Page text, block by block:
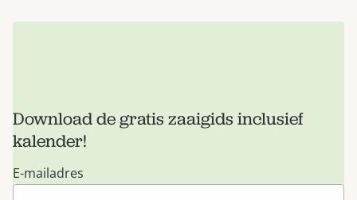
Download de gratis zaaigids inclusief
kalender!
E-mailadres